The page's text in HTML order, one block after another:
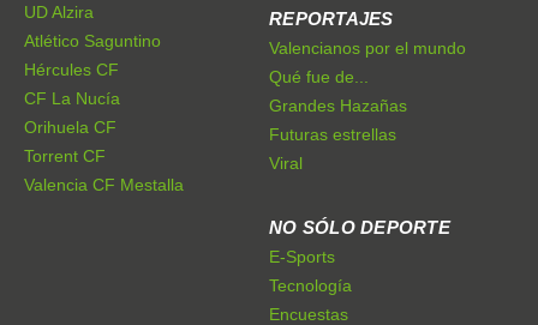
UD Alzira
Atlético Saguntino
Hércules CF
CF La Nucía
Orihuela CF
Torrent CF
Valencia CF Mestalla
REPORTAJES
Valencianos por el mundo
Qué fue de...
Grandes Hazañas
Futuras estrellas
Viral
NO SÓLO DEPORTE
E-Sports
Tecnología
Encuestas